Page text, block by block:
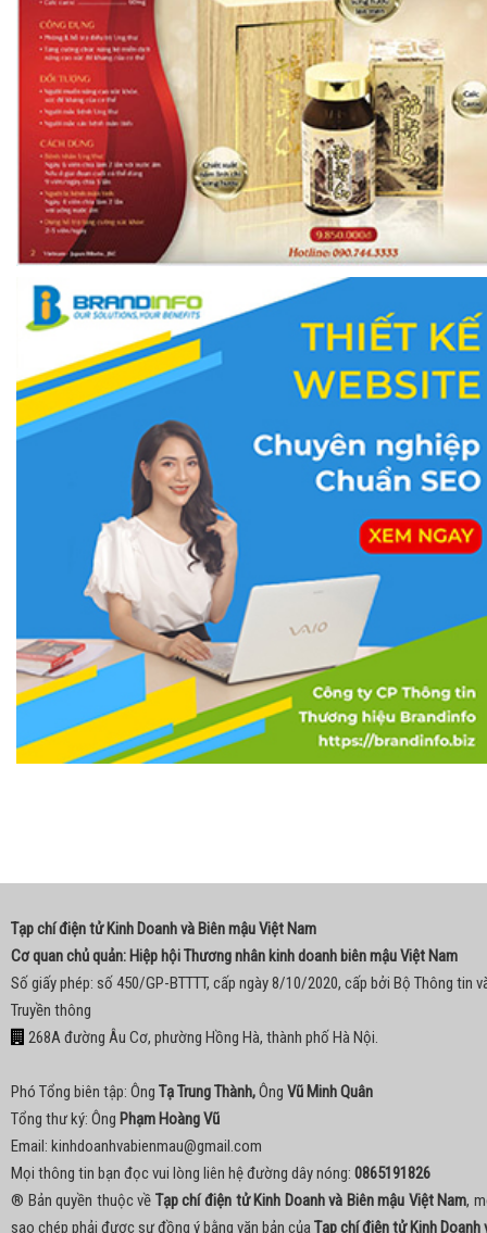
Tạp chí điện tử Kinh Doanh và Biên mậu Việt Nam
Cơ quan chủ quản: Hiệp hội Thương nhân kinh doanh biên mậu Việt Nam
Số giấy phép: số 450/GP-BTTTT, cấp ngày 8/10/2020, cấp bởi Bộ Thông tin
Truyền thông
268A đường Âu Cơ, phường Hồng Hà, thành phố Hà Nội.
Phó Tổng biên tập: Ông Tạ Trung Thành,Ông Vũ Minh Quân
Tổng thư ký: Ông Phạm Hoàng Vũ
Email: kinhdoanhvabienmau@gmail.com
Mọi thông tin bạn đọc vui lòng liên hệ đường dây nóng: 0865191826
® Bản quyền thuộc về Tạp chí điện tử Kinh Doanh và Biên mậu Việt Nam,
sao chép phải được sự đồng ý bằng văn bản củaTạp chí điện tử Kinh Doanh